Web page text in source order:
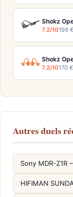
Shokz
7.2/10199 €
Shokz
7.2/10170 €
Autres duels
Sony MDR-
HIFIMAN